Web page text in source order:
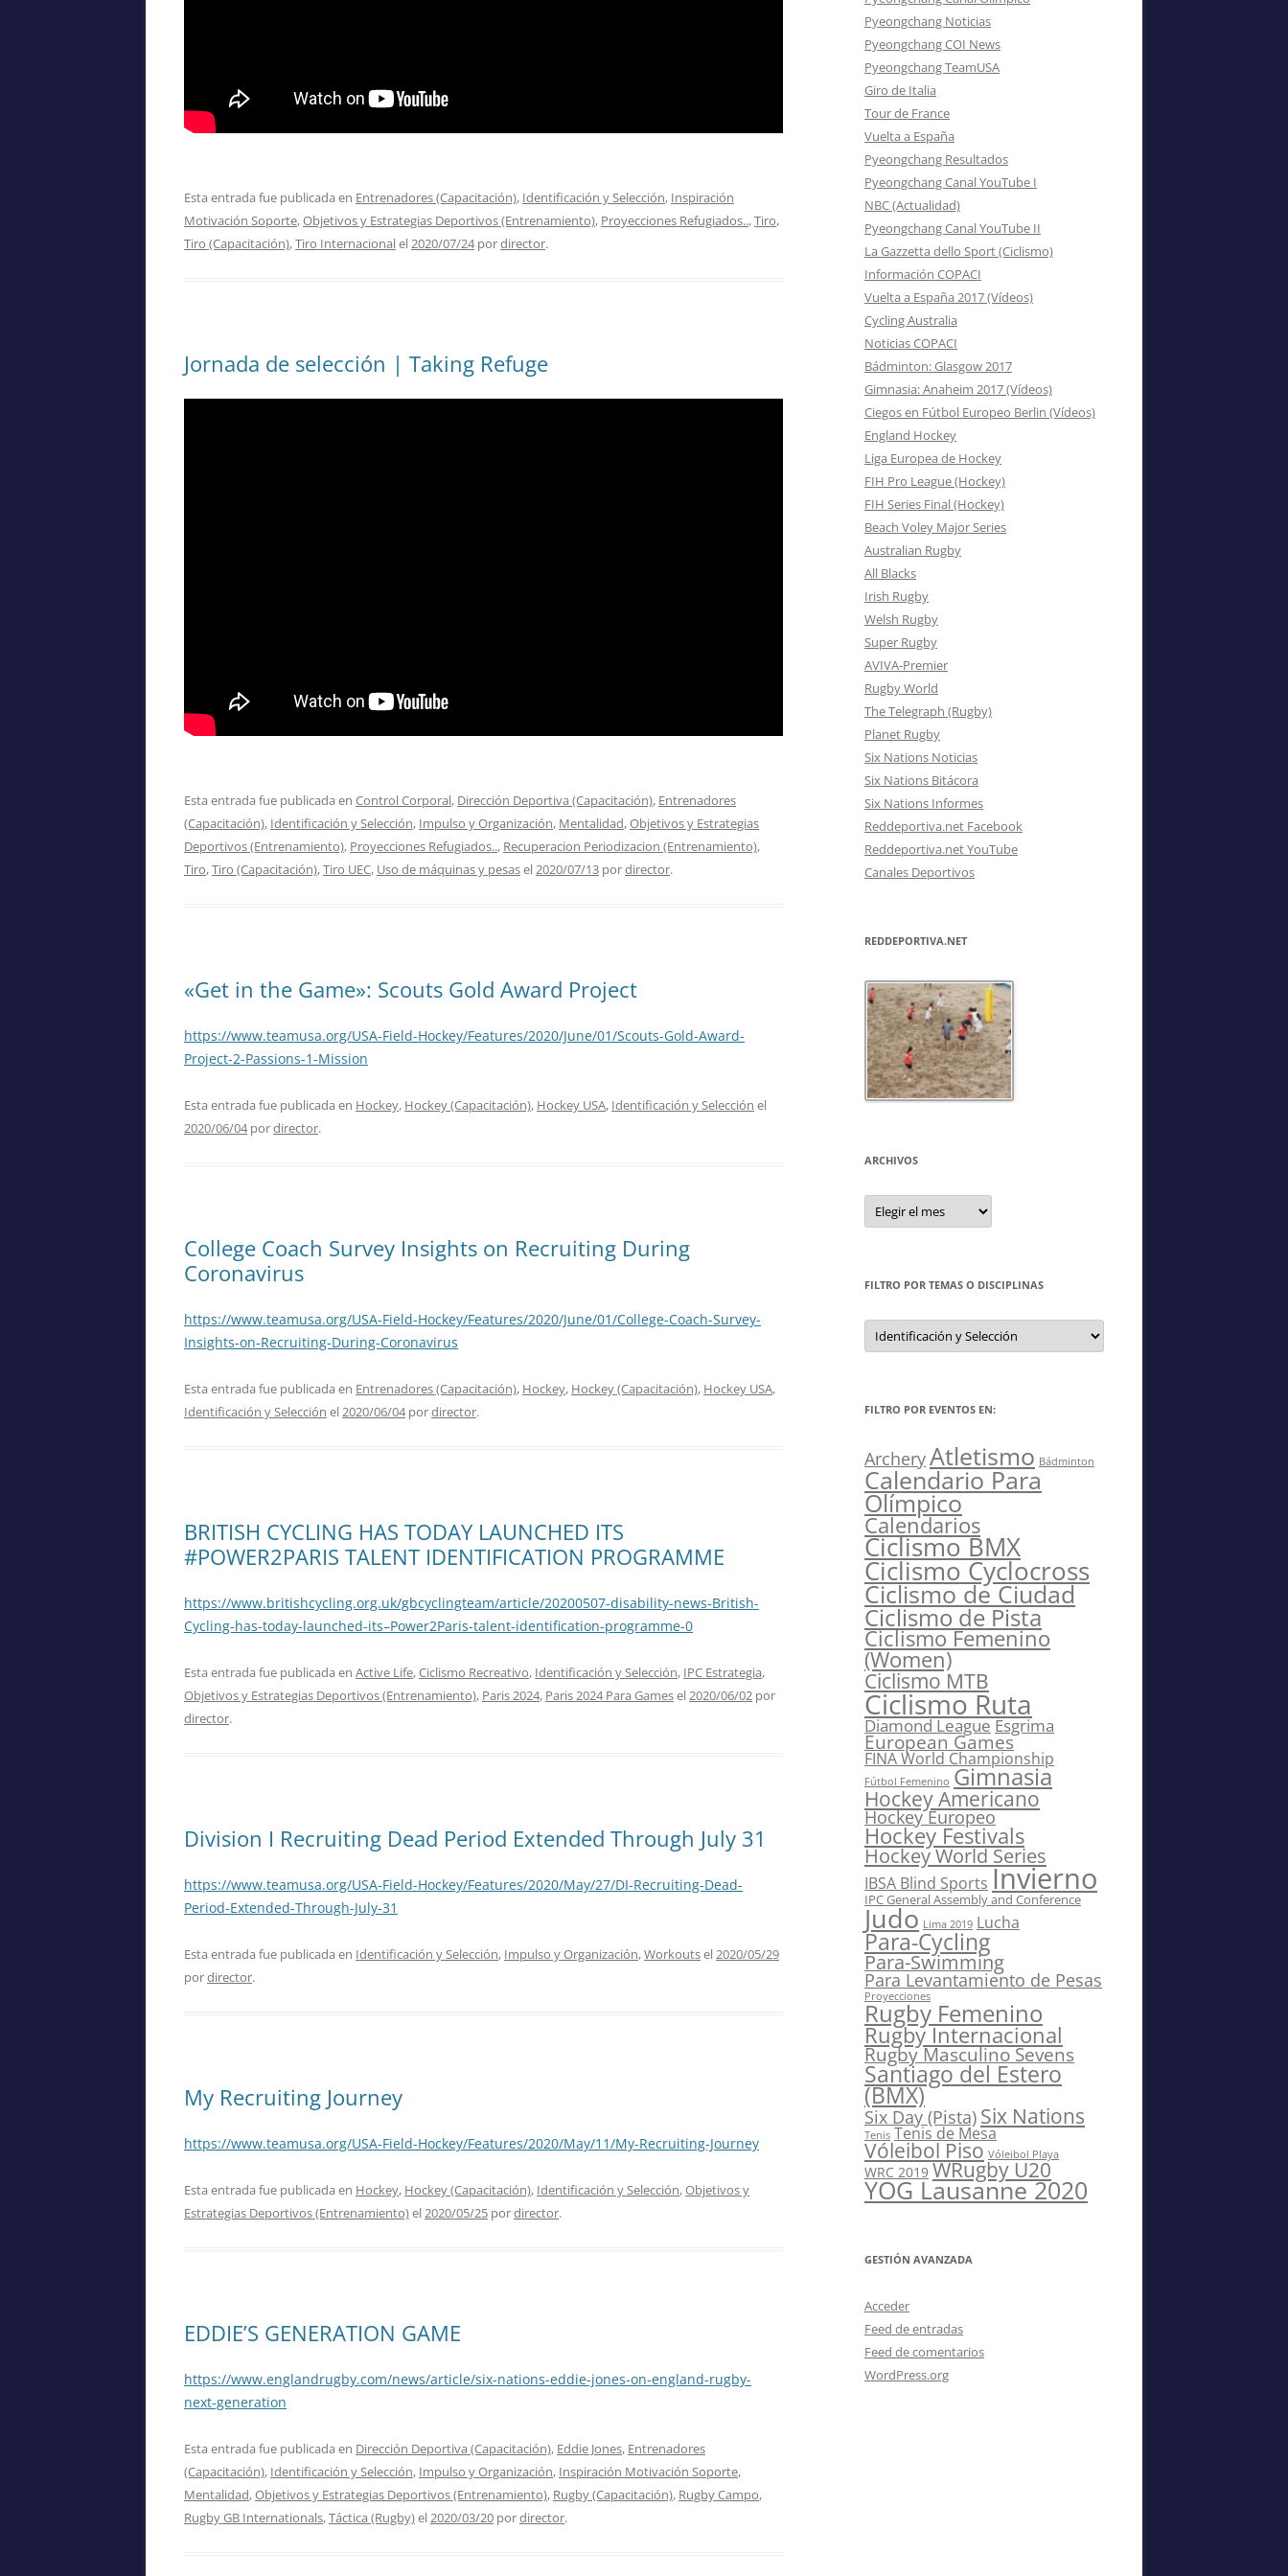
USA
PARAOLÍMPICOS PARA-INVIERNO
SILLA DE RUEDAS
ENTRENAMIENTO
Esta entrada fue publicada en Entrenadores (Capacitación), Identificación y Selección, Inspiración
Motivación Soporte,Objetivos y Estrategias Deportivos (Entrenamiento), Proyecciones Refugiados..,Tiro,
Tiro (Capacitación),Tiro Internacionalel 2020/07/24pordirector.
Jornada de selección | Taking Refuge
Esta entrada fue publicada en Control Corporal, Dirección Deportiva (Capacitación), Entrenadores
(Capacitación), Identificación y Selección, Impulso y Organización, Mentalidad,Objetivos y Estrategias
Deportivos (Entrenamiento), Proyecciones Refugiados.., Recuperacion Periodizacion (Entrenamiento),
Tiro,Tiro (Capacitación),Tiro UEC, Uso de máquinas y pesasel 2020/07/13 pordirector.
«Get in the Game»: Scouts Gold Award Project
https://www.teamusa.org/USA-Field-Hockey/Features/2020/June/01/Scouts-Gold-Award-
Project-2-Passions-1-Mission
Esta entrada fue publicada en Hockey, Hockey (Capacitación), Hockey USA, Identificación y Selección el
2020/06/04pordirector.
College Coach Survey Insights on Recruiting During
Coronavirus
https://www.teamusa.org/USA-Field-Hockey/Features/2020/June/01/College-Coach-Survey-
Insights-on-Recruiting-During-Coronavirus
Esta entrada fue publicada en Entrenadores (Capacitación), Hockey, Hockey (Capacitación), Hockey USA,
Identificación y Selección el 2020/06/04pordirector.
BRITISH CYCLING HAS TODAY LAUNCHED ITS
#POWER2PARIS TALENT IDENTIFICATION PROGRAMME
https://www.britishcycling.org.uk/gbcyclingteam/article/20200507-disability-news-British-
Cycling-has-today-launched-its–Power2Paris-talent-identification-programme-0
Esta entrada fue publicada en Active Life,Ciclismo Recreativo, Identificación y Selección, IPC Estrategia,
Objetivos y Estrategias Deportivos (Entrenamiento), Paris 2024, Paris 2024 Para Gamesel 2020/06/02 por
director.
Division I Recruiting Dead Period Extended Through July 31
https://www.teamusa.org/USA-Field-Hockey/Features/2020/May/27/DI-Recruiting-Dead-
Period-Extended-Through-July-31
Esta entrada fue publicada en Identificación y Selección, Impulso y Organización,Workoutsel 2020/05/29
pordirector.
My Recruiting Journey
https://www.teamusa.org/USA-Field-Hockey/Features/2020/May/11/My-Recruiting-Journey
Esta entrada fue publicada en Hockey, Hockey (Capacitación), Identificación y Selección,Objetivos y
Estrategias Deportivos (Entrenamiento)el 2020/05/25 pordirector.
EDDIE’S GENERATION GAME
https://www.englandrugby.com/news/article/six-nations-eddie-jones-on-england-rugby-
next-generation
Esta entrada fue publicada en Dirección Deportiva (Capacitación), Eddie Jones, Entrenadores
(Capacitación), Identificación y Selección, Impulso y Organización, Inspiración Motivación Soporte,
Mentalidad,Objetivos y Estrategias Deportivos (Entrenamiento), Rugby (Capacitación), Rugby Campo,
Rugby GB Internationals,Táctica (Rugby)el 2020/03/20 pordirector.
Pyeongchang Noticias
Pyeongchang COI News
Pyeongchang TeamUSA
Giro de Italia
Tour de France
Vuelta a España
Pyeongchang Resultados
Pyeongchang Canal YouTube I
NBC (Actualidad)
Pyeongchang Canal YouTube II
La Gazzetta dello Sport (Ciclismo)
Información COPACI
Vuelta a España 2017 (Vídeos)
Cycling Australia
Noticias COPACI
Bádminton: Glasgow 2017
Gimnasia: Anaheim 2017 (Vídeos)
Ciegos en Fútbol Europeo Berlin (Vídeos)
England Hockey
Liga Europea de Hockey
FIH Pro League (Hockey)
FIH Series Final (Hockey)
Beach Voley Major Series
Australian Rugby
All Blacks
Irish Rugby
Welsh Rugby
Super Rugby
AVIVA-Premier
Rugby World
The Telegraph (Rugby)
Planet Rugby
Six Nations Noticias
Six Nations Bitácora
Six Nations Informes
Reddeportiva.net Facebook
Reddeportiva.net YouTube
Canales Deportivos
REDDEPORTIVA.NET
ARCHIVOS
Archivos
FILTRO POR TEMAS O DISCIPLINAS
Filtro
por
Temas
FILTRO POR EVENTOS EN:
ArcheryAtletismo Bádminton
Calendario Para
Olímpico
Calendarios
Ciclismo BMX
Ciclismo Cyclocross
Ciclismo de Ciudad
Ciclismo de Pista
Ciclismo Femenino
(Women)
Ciclismo MTB
Ciclismo Ruta
Diamond LeagueEsgrima
European Games
FINA World Championship
Fútbol Femenino Gimnasia
Hockey Americano
Hockey Europeo
Hockey Festivals
Hockey World Series
IBSA Blind Sports Invierno
IPC General Assembly and Conference
Judo Lima 2019 Lucha
Para-Cycling
Para-Swimming
Para Levantamiento de Pesas
Proyecciones
Rugby Femenino
Rugby Internacional
Rugby Masculino Sevens
Santiago del Estero
(BMX)
Six Day (Pista) Six Nations
Tenis Tenis de Mesa
Vóleibol Piso Vóleibol Playa
WRC 2019 WRugby U20
YOG Lausanne 2020
GESTIÓN AVANZADA
Acceder
Feed de entradas
Feed de comentarios
WordPress.org